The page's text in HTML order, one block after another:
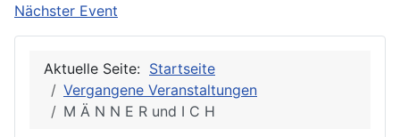
Nächster Event
Aktuelle Seite: Startseite
Vergangene Veranstaltungen
M Ä N N E R und I C H